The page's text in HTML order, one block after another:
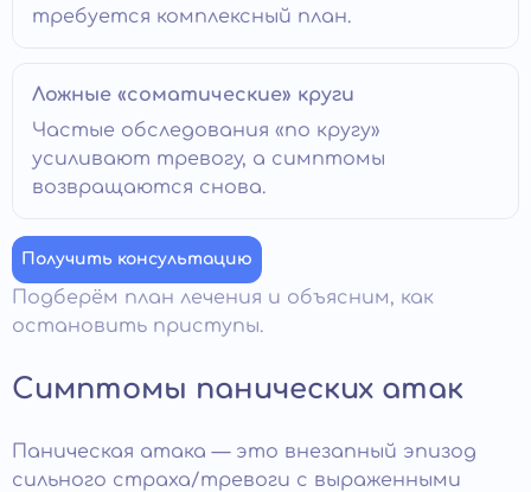
требуется комплексный план.
Ложные «соматические» круги
Частые обследования «по кругу»
усиливают тревогу, а симптомы
возвращаются снова.
Получить консультацию
Подберём план лечения и объясним, как
остановить приступы.
Симптомы панических атак
Паническая атака — это внезапный эпизод
сильного страха/тревоги с выраженными